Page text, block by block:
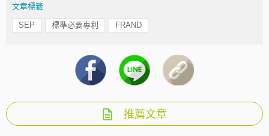
文章標籤
SEP 標準必要專利 FRAND
推薦文章